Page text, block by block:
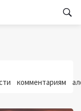
комментариям